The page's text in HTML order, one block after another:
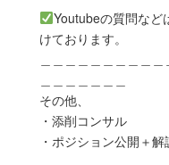
Youtubeの質問な
けております。
その他、
・添削コンサル
・ポジション公開＋